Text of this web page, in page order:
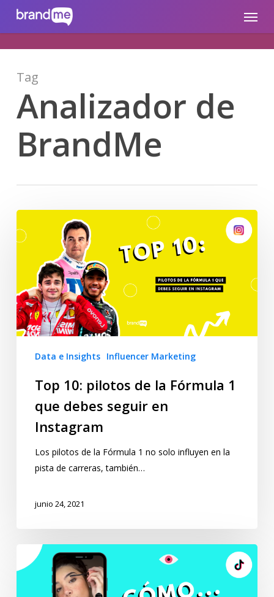
brandme.la Menu
Tag
Analizador de
BrandMe
Data e Insights Influencer Marketing
Top 10: pilotos de la Fórmula 1
que debes seguir en
Instagram
Los pilotos de la Fórmula 1 no solo influyen en la
pista de carreras, también…
junio 24, 2021